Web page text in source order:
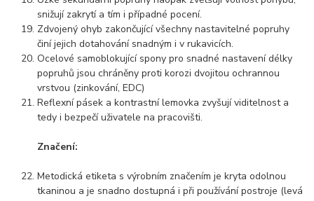
snižují zakrytí a tím i případné pocení.
Zdvojený ohyb zakončující všechny nastavitelné popruhy
činí jejich dotahování snadným i v rukavicích.
Ocelové samoblokující spony pro snadné nastavení délky
popruhů jsou chráněny proti korozi dvojitou ochrannou
vrstvou (zinkování, EDC)
Reflexní pásek a kontrastní lemovka zvyšují viditelnost a
tedy i bezpečí uživatele na pracovišti.
Značení:
Metodická etiketa s výrobním značením je kryta odolnou
tkaninou a je snadno dostupná i při používání postroje (levá